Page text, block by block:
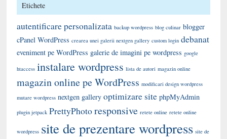
Etichete
autentificare personalizata backup wordpress blog culinar blogger
cPanel WordPress crearea unei galerii nextgen gallery custom login debanat
eveniment pe WordPress galerie de imagini pe wordpress google
htaccess instalare wordpress lista de autori magazin online
magazin online pe WordPress modificari design wordpress
mutare wordpress nextgen gallery optimizare site phpMyAdmin
plugin jetpack PrettyPhotoresponsive retete online retete online
wordpress site de prezentare wordpress site de